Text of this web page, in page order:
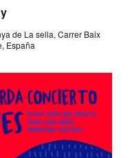
de La sella, Carrer Baix
España